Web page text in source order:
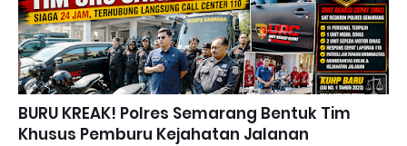
BURU KREAK! Polres Semarang Bentuk Tim
Khusus Pemburu Kejahatan Jalanan